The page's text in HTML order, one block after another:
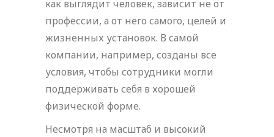
как выглядит человек, зависит не от
профессии, а от него самого, целей и
жизненных установок. В самой
компании, например, созданы все
условия, чтобы сотрудники могли
поддерживать себя в хорошей
физической форме.
Несмотря на масштаб и высокий